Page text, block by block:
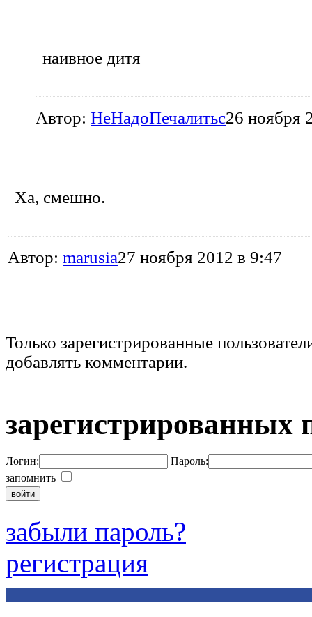
наивное дитя
Автор: НеНадоПечалитьс26 ноября
Ха, смешно.
Автор: marusia27 ноября 2012 в 9:47
Только зарегистрированные
добавлять комментарии.
зарегистрированных
Логин:
Пароль:
запомнить
забыли пароль?
регистрация